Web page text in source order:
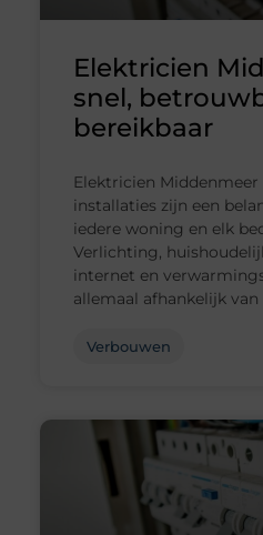
Elektricien
snel,
bereikbaar
Elektricien
installaties zijn een
iedere woning en elk
Verlichting,
internet en
allemaal afhankelijk van
Verbouwen